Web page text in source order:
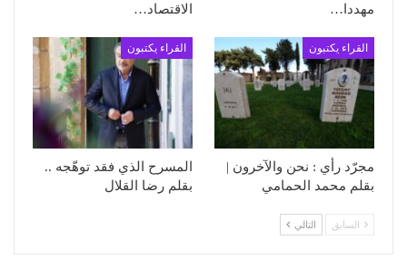
مهددا…
الاقتصاد…
القراء يكتبون
مجرّد رأي : نحن والآخرون |
بقلم محمد الحمامي
القراء يكتبون
المسرح الذي فقد توهّجه ..
بقلم رضا القلال
السابق التالي